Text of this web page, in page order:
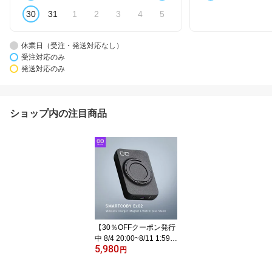
30 31 1 2 3 4 5
休業日（受注・発送対応なし）
受注対応のみ
発送対応のみ
ショップ内の注目商品
【30％OFFクーポン発行
中 8/4 20:00~8/11 1:59】
CIO SMARTCOBY Ex02
5,980 円